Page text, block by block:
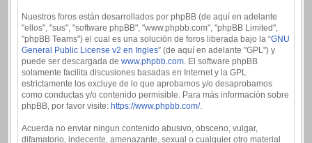
Nuestros foros están desarrollados por phpBB (de aquí en adelante
"ellos", "sus", "software phpBB", "www.phpbb.com", "phpBB Limited",
"phpBB Teams") el cual es una solución de foros liberada bajo la “GNU
General Public License v2 en Ingles” (de aquí en adelante "GPL") y
puede ser descargada de www.phpbb.com . El software phpBB
solamente facilita discusiones basadas en Internet y la GPL
estrictamente los excluye de lo que aprobamos y/o desaprobamos
como conductas y/o contenido permisible. Para más información sobre
phpBB, por favor visite: https://www.phpbb.com/.
Acuerda no enviar ningun contenido abusivo, obsceno, vulgar,
difamatorio, indecente, amenazante, sexual o cualquier otro material